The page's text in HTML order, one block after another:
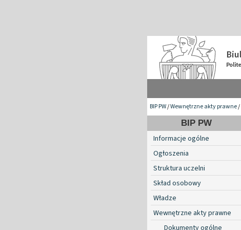
BIP PW/Wewnętrzne akty prawne/
BIP PW
Informacje ogólne
Ogłoszenia
Struktura uczelni
Skład osobowy
Władze
Wewnętrzne akty prawne
Dokumenty ogólne